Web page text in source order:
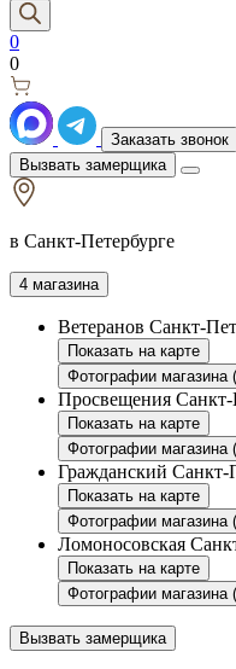
0
0
Заказать звонок
Вызвать замерщика
в Санкт-Петербурге
4 магазина
Ветеранов Санкт-
Показать на карте
Фотографии магазина
Просвещения Санкт-
Показать на карте
Фотографии магазина
Гражданский Санкт-
Показать на карте
Фотографии магазина
Ломоносовская
Показать на карте
Фотографии магазина
Вызвать замерщика